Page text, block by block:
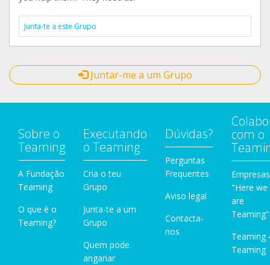
Junta-te a este Grupo
Juntar-me a um Grupo
Sobre o
Teaming
A Fundação
Teaming
O que é o
Teaming?
Executando
o Teaming
Cria o teu
Grupo
Junta-te a um
Grupo
Quem pode
angariar
Dúvidas?
Perguntas
Frequentes
Aviso legal
Contacta-
nos
com o
Empresas
"Here we
are
Teaming"
Teaming
Teaming